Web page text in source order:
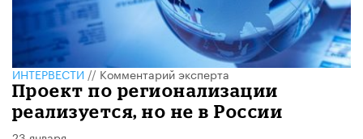
ИНТЕРВЕСТИ//Комментарий эксперта
Проект по регионализации
реализуется, но не в России